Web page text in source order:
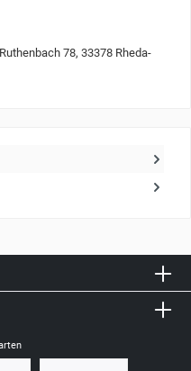
78, 33378 Rheda-